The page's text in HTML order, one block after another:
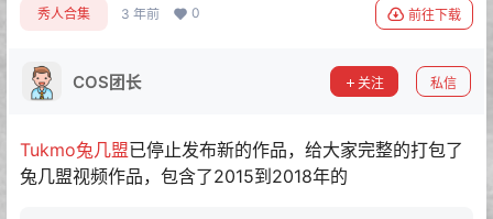
秀人合集 3 年前 0 前往下载
COS团长 关注 私信
Tukmo兔几盟已停止发布新的作品，给大家完整的打包了
兔几盟视频作品，包含了2015到2018年的